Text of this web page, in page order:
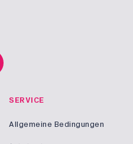
SERVICE
Allgemeine Bedingungen